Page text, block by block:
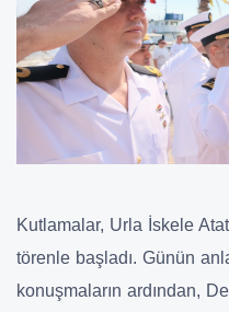
Kutlamalar, Urla İskele
törenle başladı. Günün
konuşmaların ardından,